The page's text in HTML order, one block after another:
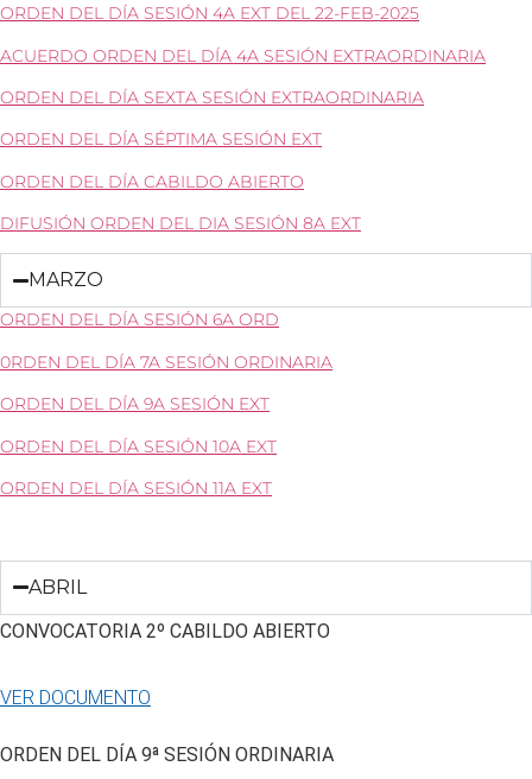
ORDEN DEL DÍA SESIÓN 4A EXT DEL 22-FEB-2025
ACUERDO ORDEN DEL DÍA 4A SESIÓN EXTRAORDINARIA
ORDEN DEL DÍA SEXTA SESIÓN EXTRAORDINARIA
ORDEN DEL DÍA SÉPTIMA SESIÓN EXT
ORDEN DEL DÍA CABILDO ABIERTO
DIFUSIÓN ORDEN DEL DIA SESIÓN 8A EXT
MARZO
ORDEN DEL DÍA SESIÓN 6A ORD
0RDEN DEL DÍA 7A SESIÓN ORDINARIA
ORDEN DEL DÍA 9A SESIÓN EXT
ORDEN DEL DÍA SESIÓN 10A EXT
ORDEN DEL DÍA SESIÓN 11A EXT
ABRIL
CONVOCATORIA 2º CABILDO ABIERTO
VER DOCUMENTO
ORDEN DEL DÍA 9ª SESIÓN ORDINARIA